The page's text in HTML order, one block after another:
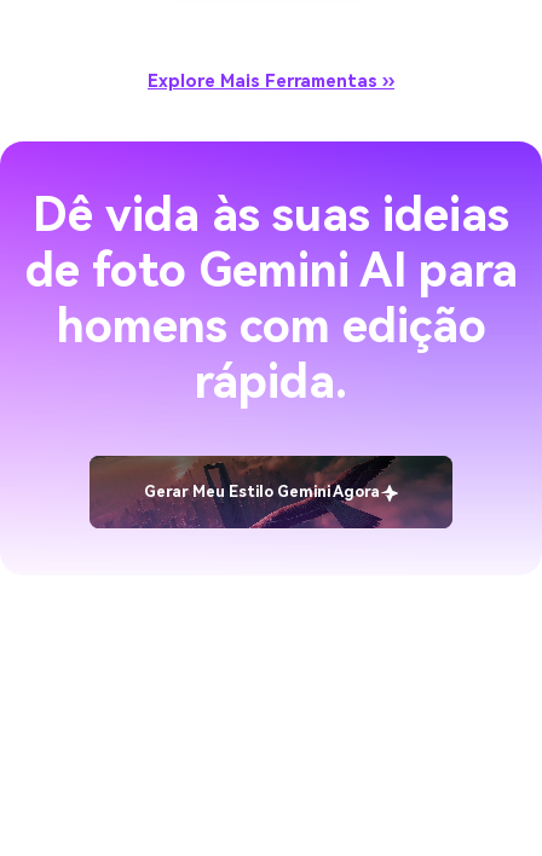
Explore Mais Ferramentas ››
Dê vida às suas ideias
de foto Gemini AI para
homens com edição
rápida.
Gerar Meu Estilo Gemini Agora